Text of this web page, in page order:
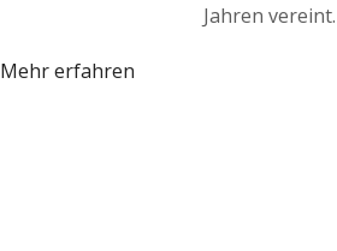
Jahren vereint.
Mehr erfahren